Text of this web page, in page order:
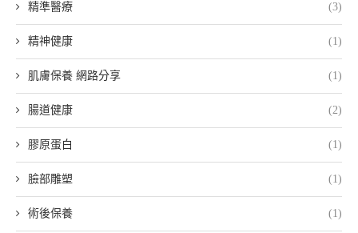
精準醫療 (3)
精神健康 (1)
肌膚保養 網路分享 (1)
腸道健康 (2)
膠原蛋白 (1)
臉部雕塑 (1)
術後保養 (1)